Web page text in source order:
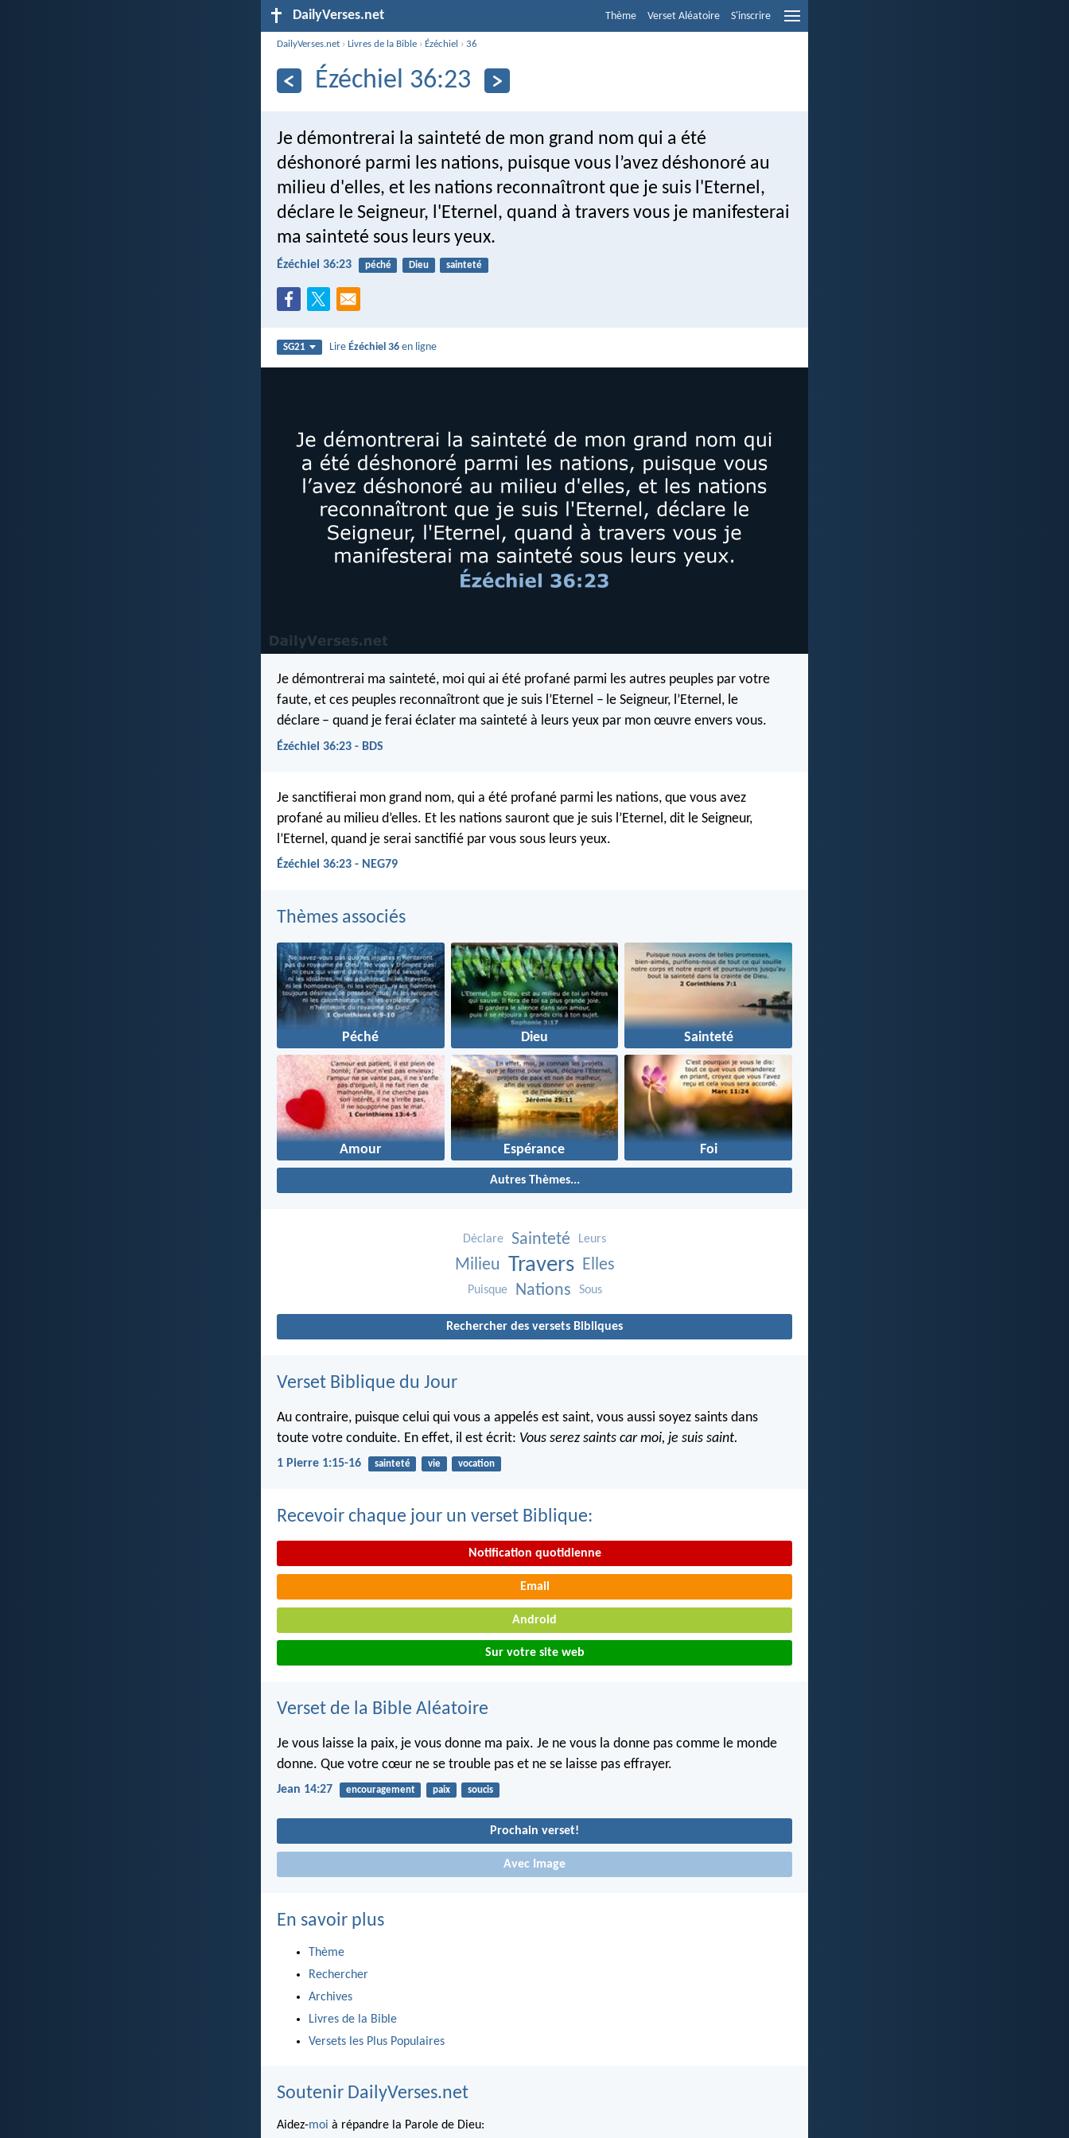
DailyVerses.net Thème Verset Aléatoire S'inscrire
DailyVerses.net ›Livres de la Bible › Ézéchiel ›36
Ézéchiel 36:23
Je démontrerai la sainteté de mon grand nom qui a été
déshonoré parmi les nations, puisque vous l’avez déshonoré au
milieu d'elles, et les nations reconnaîtront que je suis l'Eternel,
déclare le Seigneur, l'Eternel, quand à travers vous je manifesterai
ma sainteté sous leurs yeux.
Ézéchiel 36:23 péché Dieu sainteté
SG21 LireÉzéchiel 36 en ligne
Je démontrerai ma sainteté, moi qui ai été profané parmi les autres peuples par votre
faute, et ces peuples reconnaîtront que je suis l’Eternel – le Seigneur, l’Eternel, le
déclare – quand je ferai éclater ma sainteté à leurs yeux par mon œuvre envers vous.
Ézéchiel 36:23 - BDS
Je sanctifierai mon grand nom, qui a été profané parmi les nations, que vous avez
profané au milieu d’elles. Et les nations sauront que je suis l’Eternel, dit le Seigneur,
l’Eternel, quand je serai sanctifié par vous sous leurs yeux.
Ézéchiel 36:23 - NEG79
Thèmes associés
Péché Dieu Sainteté
Amour Espérance Foi
Autres Thèmes...
Déclare Sainteté Leurs
Milieu Travers Elles
Puisque Nations Sous
Rechercher des versets Bibliques
Verset Biblique du Jour
Au contraire, puisque celui qui vous a appelés est saint, vous aussi soyez saints dans
toute votre conduite. En effet, il est écrit: Vous serez saints car moi, je suis saint.
1 Pierre 1:15-16 sainteté vie vocation
Recevoir chaque jour un verset Biblique:
Notification quotidienne
Email
Android
Sur votre site web
Verset de la Bible Aléatoire
Je vous laisse la paix, je vous donne ma paix. Je ne vous la donne pas comme le monde
donne. Que votre cœur ne se trouble pas et ne se laisse pas effrayer.
Jean 14:27 encouragement paix soucis
Prochain verset!
Avec Image
En savoir plus
Thème
Rechercher
Archives
Livres de la Bible
Versets les Plus Populaires
Soutenir DailyVerses.net
Aidez-moi à répandre la Parole de Dieu: